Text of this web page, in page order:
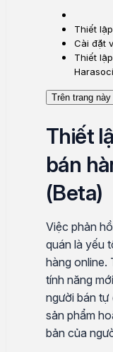
Thiết
Cài đặt
Thiết
Trên trang này
Thiết
bán
(Beta)
Việc phản
quán là yếu
hàng online.
tính năng
người bán tự
sản phẩm
bản của